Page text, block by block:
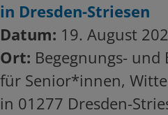
in Dresden-Striesen
Datum: 19. August
Ort: Begegnungs-
für Senior*innen,
in 01277 Dresden-